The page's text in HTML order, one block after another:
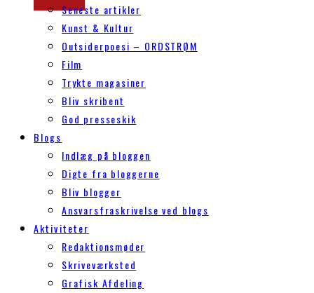
Seneste artikler
Kunst & Kultur
Outsiderpoesi – ORDSTRØM
Film
Trykte magasiner
Bliv skribent
God presseskik
Blogs
Indlæg på bloggen
Digte fra bloggerne
Bliv blogger
Ansvarsfraskrivelse ved blogs
Aktiviteter
Redaktionsmøder
Skriveværksted
Grafisk Afdeling